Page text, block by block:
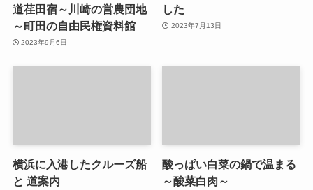
道荏田宿～川崎の営農団地
～町田の自由民権資料館
2023年9月6日
した
2023年7月13日
横浜に入港したクルーズ船
と 道案内
酸っぱい白菜の鍋で温まる
～酸菜白肉～